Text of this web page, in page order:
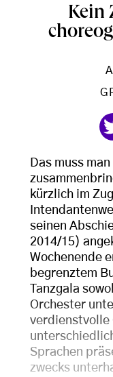
Kein
Das muss
kürzlich im
seinen
2014/15)
Wochenende
begrenztem
Tanzgala
Orchester
verdienstvolle
Sprachen
zwecks